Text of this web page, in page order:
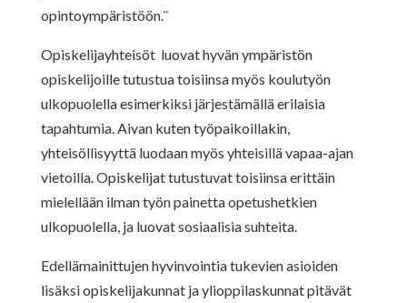
opintoympäristöön.¨
Opiskelijayhteisöt luovat hyvän ympäristön
opiskelijoille tutustua toisiinsa myös koulutyön
ulkopuolella esimerkiksi järjestämällä erilaisia
tapahtumia. Aivan kuten työpaikoillakin,
yhteisöllisyyttä luodaan myös yhteisillä vapaa-ajan
vietoilla. Opiskelijat tutustuvat toisiinsa erittäin
mielellään ilman työn painetta opetushetkien
ulkopuolella, ja luovat sosiaalisia suhteita.
Edellämainittujen hyvinvointia tukevien asioiden
lisäksi opiskelijakunnat ja ylioppilaskunnat pitävät